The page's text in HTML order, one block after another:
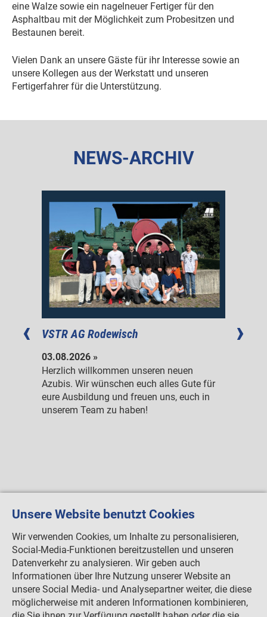
eine Walze sowie ein nagelneuer Fertiger für den
Asphaltbau mit der Möglichkeit zum Probesitzen und
Bestaunen bereit.
Vielen Dank an unsere Gäste für ihr Interesse sowie an
unsere Kollegen aus der Werkstatt und unseren
Fertigerfahrer für die Unterstützung.
NEWS-ARCHIV
VSTR AG Rodewisch
03.08.2026 »
Herzlich willkommen unseren neuen
Azubis. Wir wünschen euch alles Gute für
eure Ausbildung und freuen uns, euch in
unserem Team zu haben!
Unsere Website benutzt Cookies
Wir verwenden Cookies, um Inhalte zu personalisieren,
Social-Media-Funktionen bereitzustellen und unseren
Datenverkehr zu analysieren. Wir geben auch
Informationen über Ihre Nutzung unserer Website an
unsere Social Media- und Analysepartner weiter, die diese
möglicherweise mit anderen Informationen kombinieren,